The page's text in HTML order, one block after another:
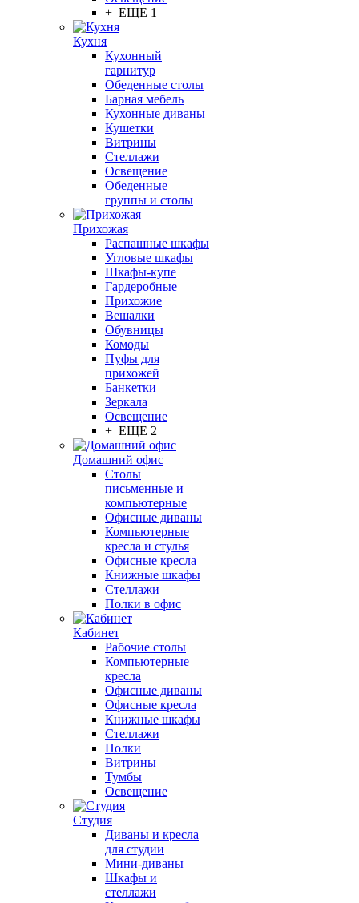
+ ЕЩЕ 1
Кухня
Кухонный
гарнитур
Обеденные столы
Барная мебель
Кухонные диваны
Кушетки
Витрины
Стеллажи
Освещение
Обеденные
группы и столы
Прихожая
Распашные шкафы
Угловые шкафы
Шкафы-купе
Гардеробные
Прихожие
Вешалки
Обувницы
Комоды
Пуфы для
прихожей
Банкетки
Зеркала
Освещение
+ ЕЩЕ 2
Домашний офис
Столы
письменные и
компьютерные
Офисные диваны
Компьютерные
кресла и стулья
Офисные кресла
Книжные шкафы
Стеллажи
Полки в офис
Кабинет
Рабочие столы
Компьютерные
кресла
Офисные диваны
Офисные кресла
Книжные шкафы
Стеллажи
Полки
Витрины
Тумбы
Освещение
Студия
Диваны и кресла
для студии
Мини-диваны
Шкафы и
стеллажи